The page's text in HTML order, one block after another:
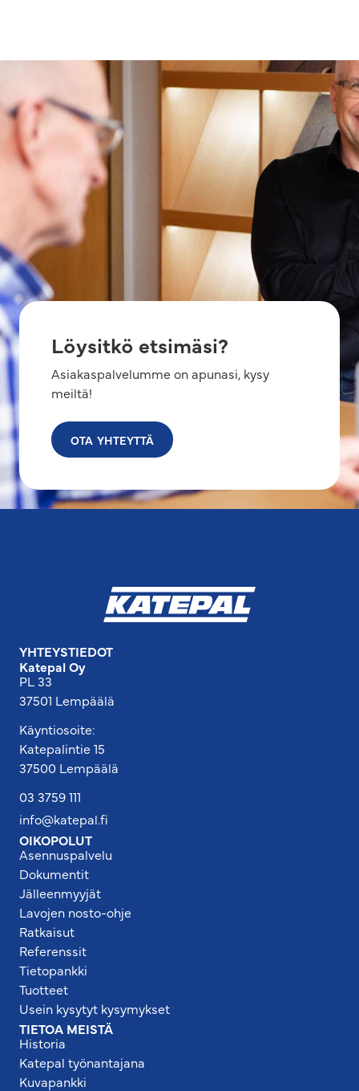
Löysitkö etsimäsi?
Asiakaspalvelumme on apunasi, kysy
meiltä!
OTA YHTEYTTÄ
YHTEYSTIEDOT
Katepal Oy
PL 33
37501 Lempäälä
Käyntiosoite:
Katepalintie 15
37500 Lempäälä
03 3759 111
info@katepal.fi
OIKOPOLUT
Asennuspalvelu
Dokumentit
Jälleenmyyjät
Lavojen nosto-ohje
Ratkaisut
Referenssit
Tietopankki
Tuotteet
Usein kysytyt kysymykset
TIETOA MEISTÄ
Historia
Katepal työnantajana
Kuvapankki